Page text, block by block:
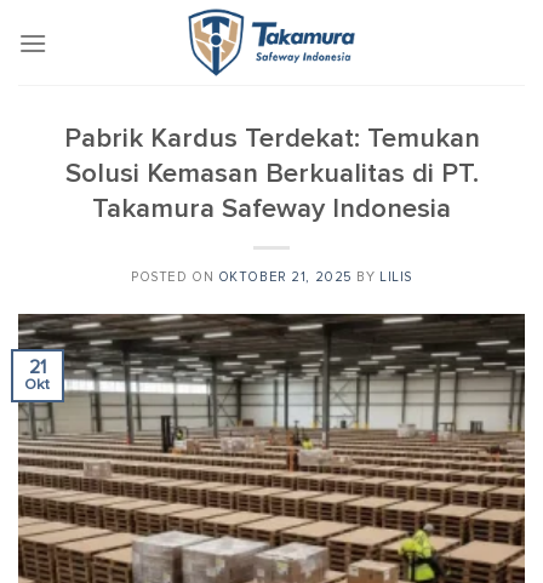
Pabrik Kardus Terdekat: Temukan
Solusi Kemasan Berkualitas di PT.
Takamura Safeway Indonesia
POSTED ON OKTOBER 21, 2025 BY LILIS
21
Okt